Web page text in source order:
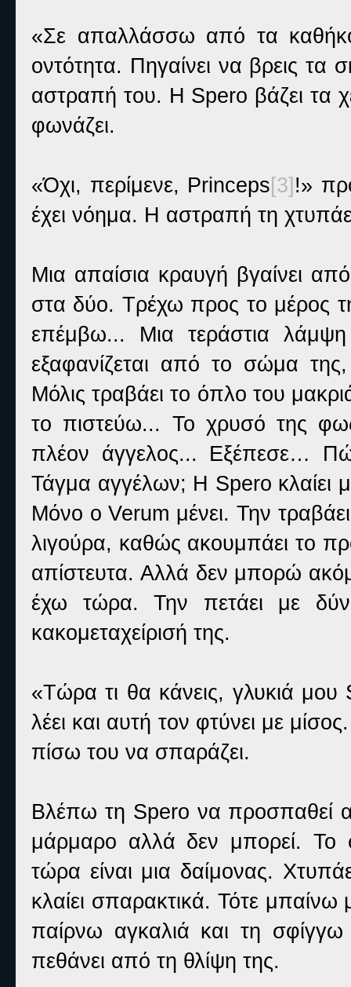
«Σε απαλλάσσω από τα
οντότητα. Πηγαίνει να βρεις τα
αστραπή του. Η Spero βάζει τα
φωνάζει.
«Όχι, περίμενε, Princeps[3]!»
έχει νόημα. Η αστραπή τη
Μια απαίσια κραυγή βγαίνει
στα δύο. Τρέχω προς το μέρος
επέμβω... Μια τεράστια
εξαφανίζεται από το σώμα
Μόλις τραβάει το όπλο του
το πιστεύω... Το χρυσό της
πλέον άγγελος... Εξέπεσε…
Τάγμα αγγέλων; Η Spero κλαίει
Μόνο ο Verum μένει. Την
λιγούρα, καθώς ακουμπάει το
απίστευτα. Αλλά δεν μπορώ
έχω τώρα. Την πετάει με
κακομεταχείρισή της.
«Τώρα τι θα κάνεις, γλυκιά
λέει και αυτή τον φτύνει με
πίσω του να σπαράζει.
Βλέπω τη Spero να προσπαθεί
μάρμαρο αλλά δεν μπορεί. Το
τώρα είναι μια δαίμονας.
κλαίει σπαρακτικά. Τότε
παίρνω αγκαλιά και τη
πεθάνει από τη θλίψη της.